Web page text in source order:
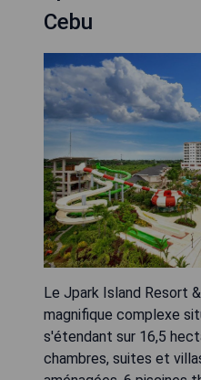
Cebu
Le Jpark Island Resort
magnifique complexe
s'étendant sur 16,5
chambres, suites et